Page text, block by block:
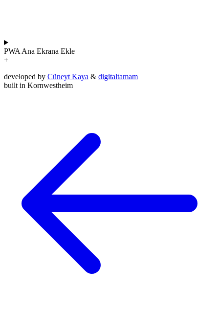
PWA Ana Ekrana Ekle
+
developed by Cüneyt Kaya & digitaltamam
built in Kornwestheim